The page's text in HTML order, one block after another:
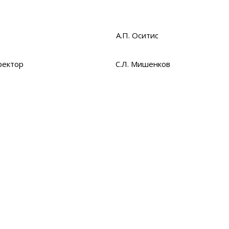
А.П. Оситис
директор С.Л. Мишенков